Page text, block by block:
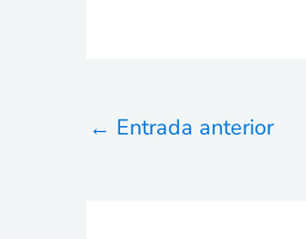
← Entrada anterior